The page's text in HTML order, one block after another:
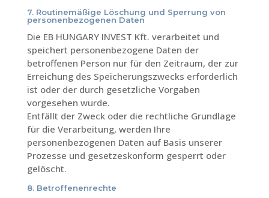
7. Routinemäßige Löschung und Sperrung von
personenbezogenen Daten
Die EB HUNGARY INVEST Kft. verarbeitet und
speichert personenbezogene Daten der
betroffenen Person nur für den Zeitraum, der zur
Erreichung des Speicherungszwecks erforderlich
ist oder der durch gesetzliche Vorgaben
vorgesehen wurde.
Entfällt der Zweck oder die rechtliche Grundlage
für die Verarbeitung, werden Ihre
personenbezogenen Daten auf Basis unserer
Prozesse und gesetzeskonform gesperrt oder
gelöscht.
8. Betroffenenrechte